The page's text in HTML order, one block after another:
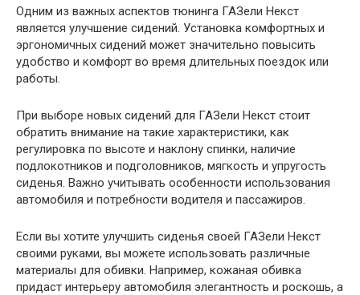
Одним из важных аспектов тюнинга ГАЗели Некст
является улучшение сидений. Установка комфортных и
эргономичных сидений может значительно повысить
удобство и комфорт во время длительных поездок или
работы.
При выборе новых сидений для ГАЗели Некст стоит
обратить внимание на такие характеристики, как
регулировка по высоте и наклону спинки, наличие
подлокотников и подголовников, мягкость и упругость
сиденья. Важно учитывать особенности использования
автомобиля и потребности водителя и пассажиров.
Если вы хотите улучшить сиденья своей ГАЗели Некст
своими руками, вы можете использовать различные
материалы для обивки. Например, кожаная обивка
придаст интерьеру автомобиля элегантность и роскошь, а